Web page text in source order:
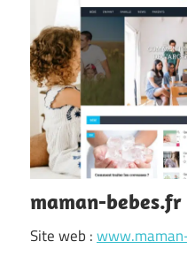
maman-bebes.fr
Site web :